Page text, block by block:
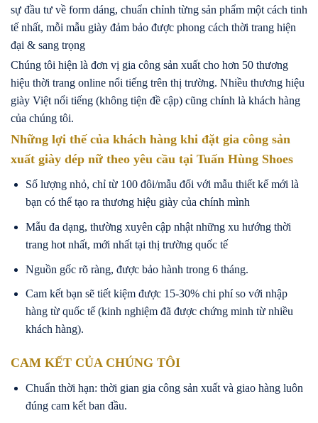
sự đầu tư về form dáng, chuẩn chỉnh từng sản phẩm một cách tinh
tế nhất, mỗi mẫu giày đảm bảo được phong cách thời trang hiện
đại & sang trọng
Chúng tôi hiện là đơn vị gia công sản xuất cho hơn 50 thương
hiệu thời trang online nổi tiếng trên thị trường. Nhiều thương hiệu
giày Việt nổi tiếng (không tiện đề cập) cũng chính là khách hàng
của chúng tôi.
Những lợi thế của khách hàng khi đặt gia công sản
xuất giày dép nữ theo yêu cầu tại Tuấn Hùng Shoes
Số lượng nhỏ, chỉ từ 100 đôi/mẫu đối với mẫu thiết kế mới là
bạn có thể tạo ra thương hiệu giày của chính mình
Mẫu đa dạng, thường xuyên cập nhật những xu hướng thời
trang hot nhất, mới nhất tại thị trường quốc tế
Nguồn gốc rõ ràng, được bảo hành trong 6 tháng.
Cam kết bạn sẽ tiết kiệm được 15-30% chi phí so với nhập
hàng từ quốc tế (kinh nghiệm đã được chứng minh từ nhiều
khách hàng).
CAM KẾT CỦA CHÚNG TÔI
Chuẩn thời hạn: thời gian gia công sản xuất và giao hàng luôn
đúng cam kết ban đầu.